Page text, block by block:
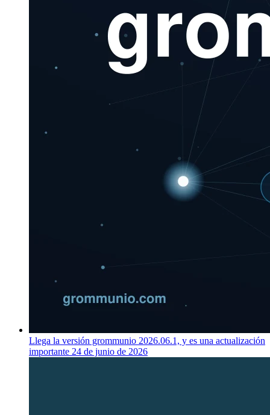
Llega la versión grommunio 2026.06.1, y es una actualización
importante 24 de junio de 2026